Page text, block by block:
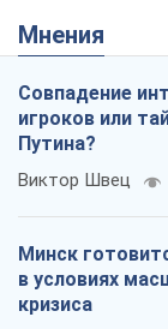
Мнения
Совпадение
игроков или
Путина?
Виктор Швец
Минск
в условиях
кризиса